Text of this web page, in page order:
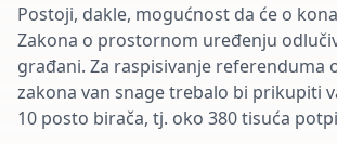
Postoji, dakle, mogućnost da će o
Zakona o prostornom uređenju
građani. Za raspisivanje referenduma
zakona van snage trebalo bi prikupiti
10 posto birača, tj. oko 380 tisuća